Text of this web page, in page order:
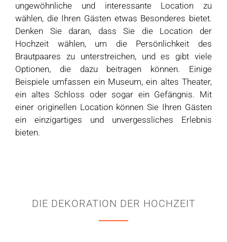
ungewöhnliche und interessante Location zu
wählen, die Ihren Gästen etwas Besonderes bietet.
Denken Sie daran, dass Sie die Location der
Hochzeit wählen, um die Persönlichkeit des
Brautpaares zu unterstreichen, und es gibt viele
Optionen, die dazu beitragen können. Einige
Beispiele umfassen ein Museum, ein altes Theater,
ein altes Schloss oder sogar ein Gefängnis. Mit
einer originellen Location können Sie Ihren Gästen
ein einzigartiges und unvergessliches Erlebnis
bieten.
DIE DEKORATION DER HOCHZEIT